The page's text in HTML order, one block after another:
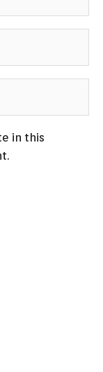
in this